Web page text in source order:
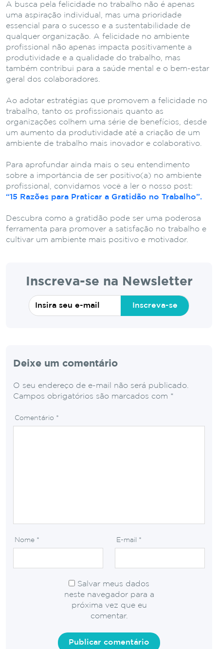
A busca pela felicidade no trabalho não é apenas
uma aspiração individual, mas uma prioridade
essencial para o sucesso e a sustentabilidade de
qualquer organização. A felicidade no ambiente
profissional não apenas impacta positivamente a
produtividade e a qualidade do trabalho, mas
também contribui para a saúde mental e o bem-estar
geral dos colaboradores.
Ao adotar estratégias que promovem a felicidade no
trabalho, tanto os profissionais quanto as
organizações colhem uma série de benefícios, desde
um aumento da produtividade até a criação de um
ambiente de trabalho mais inovador e colaborativo.
Para aprofundar ainda mais o seu entendimento
sobre a importância de ser positivo(a) no ambiente
profissional, convidamos você a ler o nosso post:
“15 Razões para Praticar a Gratidão no Trabalho”.
Descubra como a gratidão pode ser uma poderosa
ferramenta para promover a satisfação no trabalho e
cultivar um ambiente mais positivo e motivador.
Inscreva-se na Newsletter
Inscreva-se
Deixe um comentário
O seu endereço de e-mail não será publicado.
Campos obrigatórios são marcados com *
Comentário *
Nome * E-mail *
Salvar meus dados
neste navegador para a
próxima vez que eu
comentar.